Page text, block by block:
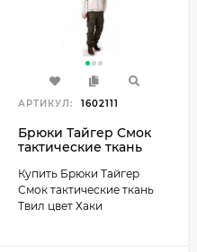
АРТИКУЛ: 1602111
Брюки Тайгер Смок
тактические ткань
Купить Брюки Тайгер
Смок тактические ткань
Твил цвет Хаки